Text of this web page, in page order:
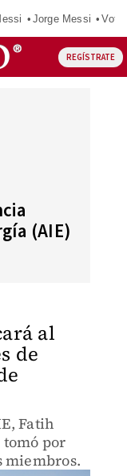
Jorge Messi
REGÍSTRATE
(AIE)
al
de
Fatih
por
miembros.